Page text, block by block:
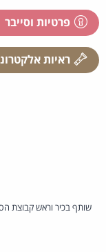
פרטיות וסייבר
ראיות
שותף בכיר וראש קבוצת